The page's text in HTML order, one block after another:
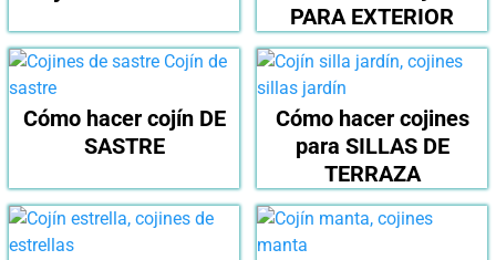
PARA EXTERIOR
Cómo hacer cojín DE
SASTRE
Cómo hacer cojines
para SILLAS DE
TERRAZA